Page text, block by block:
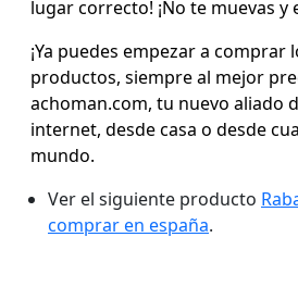
lugar correcto! ¡No te muevas y
¡Ya puedes empezar a comprar
productos, siempre al mejor
achoman.com, tu nuevo aliado
internet, desde casa o desde
mundo.
Ver el siguiente producto
comprar en españa.